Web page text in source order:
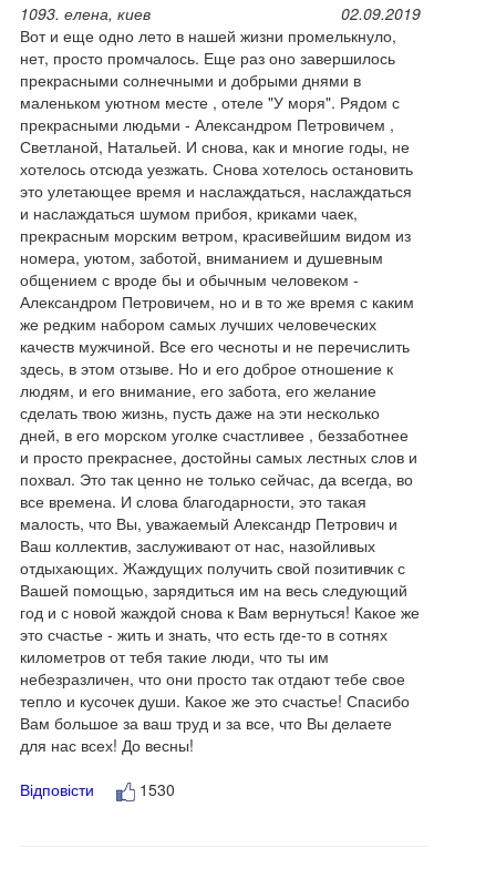
1093. елена, киев
02.09.2019
Вот и еще одно лето в нашей жизни промелькнуло,
нет, просто промчалось. Еще раз оно завершилось
прекрасными солнечными и добрыми днями в
маленьком уютном месте , отеле "У моря". Рядом с
прекрасными людьми - Александром Петровичем ,
Светланой, Натальей. И снова, как и многие годы, не
хотелось отсюда уезжать. Снова хотелось остановить
это улетающее время и наслаждаться, наслаждаться
и наслаждаться шумом прибоя, криками чаек,
прекрасным морским ветром, красивейшим видом из
номера, уютом, заботой, вниманием и душевным
общением с вроде бы и обычным человеком -
Александром Петровичем, но и в то же время с каким
же редким набором самых лучших человеческих
качеств мужчиной. Все его чесноты и не перечислить
здесь, в этом отзыве. Но и его доброе отношение к
людям, и его внимание, его забота, его желание
сделать твою жизнь, пусть даже на эти несколько
дней, в его морском уголке счастливее , беззаботнее
и просто прекраснее, достойны самых лестных слов и
похвал. Это так ценно не только сейчас, да всегда, во
все времена. И слова благодарности, это такая
малость, что Вы, уважаемый Александр Петрович и
Ваш коллектив, заслуживают от нас, назойливых
отдыхающих. Жаждущих получить свой позитивчик с
Вашей помощью, зарядиться им на весь следующий
год и с новой жаждой снова к Вам вернуться! Какое же
это счастье - жить и знать, что есть где-то в сотнях
километров от тебя такие люди, что ты им
небезразличен, что они просто так отдают тебе свое
тепло и кусочек души. Какое же это счастье! Спасибо
Вам большое за ваш труд и за все, что Вы делаете
для нас всех! До весны!
Відповісти
1530